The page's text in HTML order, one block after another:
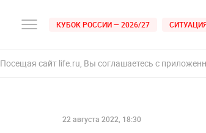
КУБОК РОССИИ — 2026/27
Посещая сайт life.ru, Вы соглашаетесь с
22 августа 2022, 18:30